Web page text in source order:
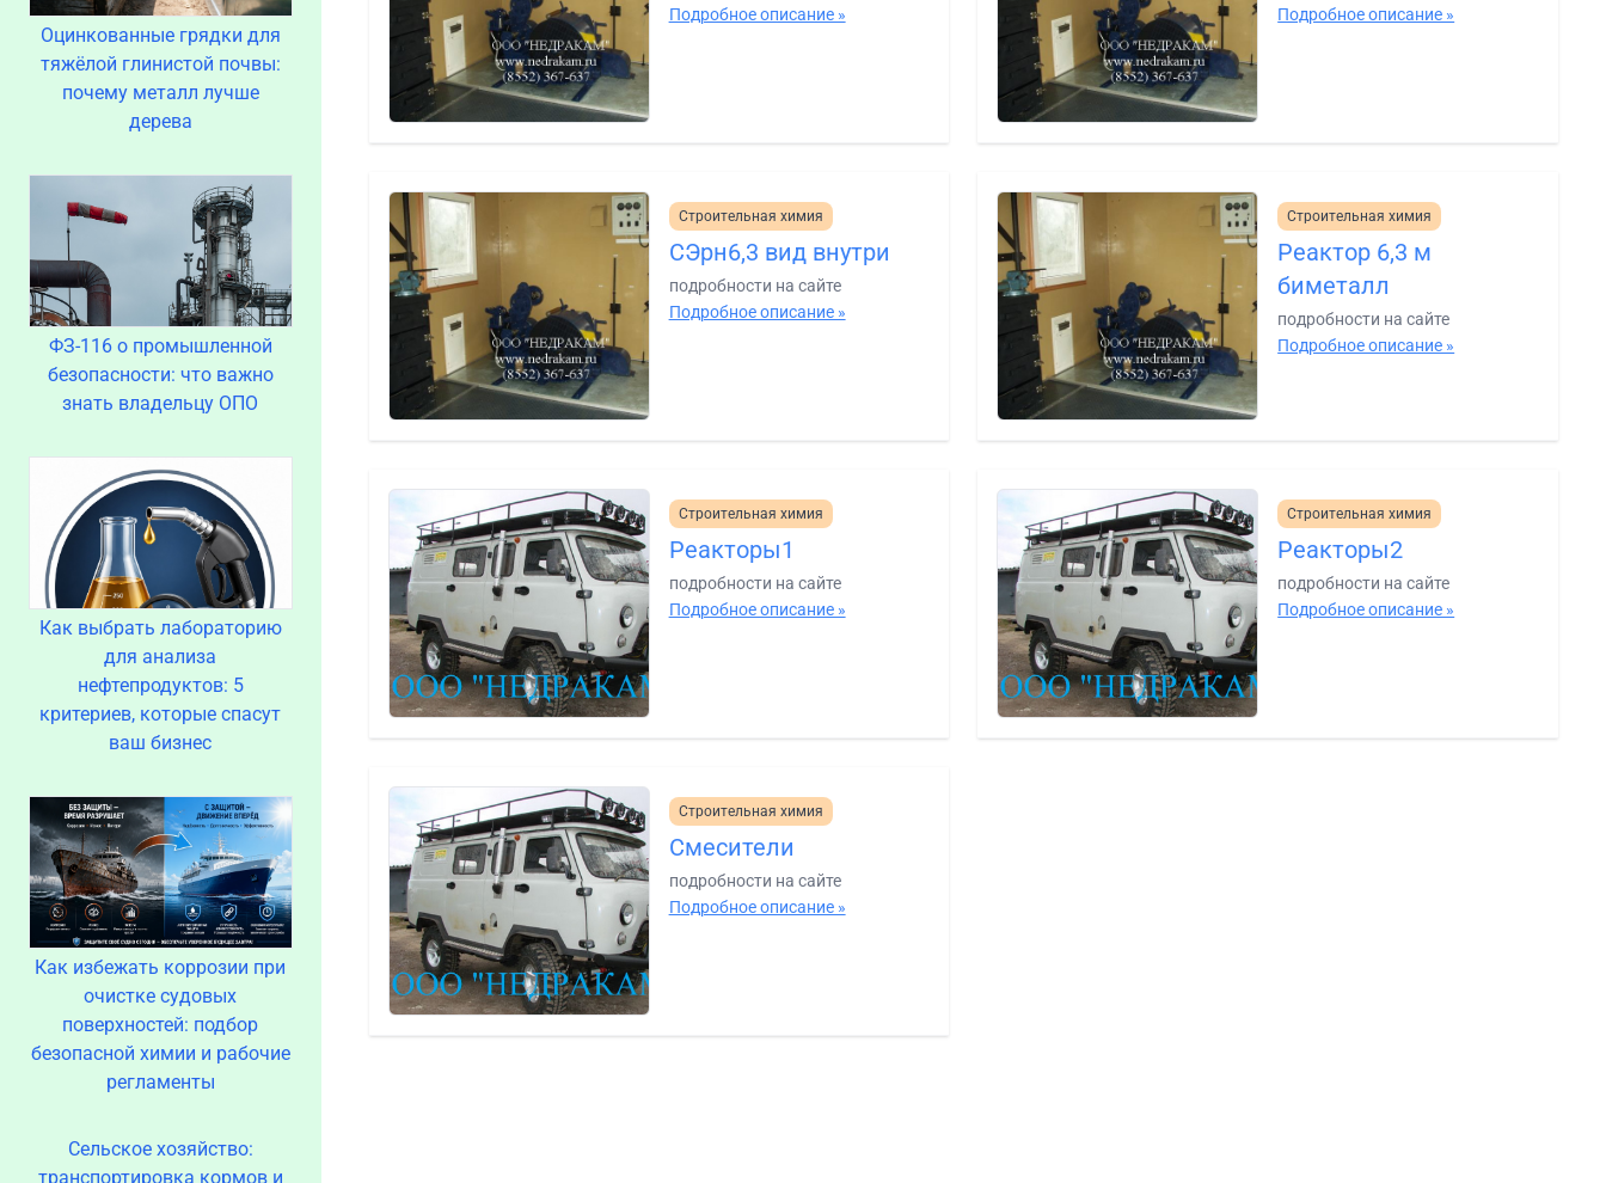
Оцинкованные грядки для
тяжёлой глинистой почвы:
почему металл лучше
дерева
ФЗ-116 о промышленной
безопасности: что важно
знать владельцу ОПО
Как выбрать лабораторию
для анализа
нефтепродуктов: 5
критериев, которые спасут
ваш бизнес
Как избежать коррозии при
очистке судовых
поверхностей: подбор
безопасной химии и рабочие
регламенты
Сельское хозяйство:
транспортировка кормов и
Подробное описание »
Подробное описание »
Строительная химия
СЭрн6,3 вид внутри
подробности на сайте
Подробное описание »
Строительная химия
Реактор 6,3 м
биметалл
подробности на сайте
Подробное описание »
Строительная химия
Реакторы1
подробности на сайте
Подробное описание »
Строительная химия
Реакторы2
подробности на сайте
Подробное описание »
Строительная химия
Смесители
подробности на сайте
Подробное описание »